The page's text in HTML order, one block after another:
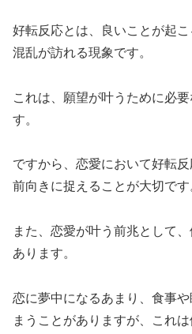
好転反応とは、良いことが起
混乱が訪れる現象です。
これは、願望が叶うために必
す。
ですから、恋愛において好転
前向きに捉えることが大切です
また、恋愛が叶う前兆として
あります。
恋に夢中になるあまり、食事
まうことがありますが、これ